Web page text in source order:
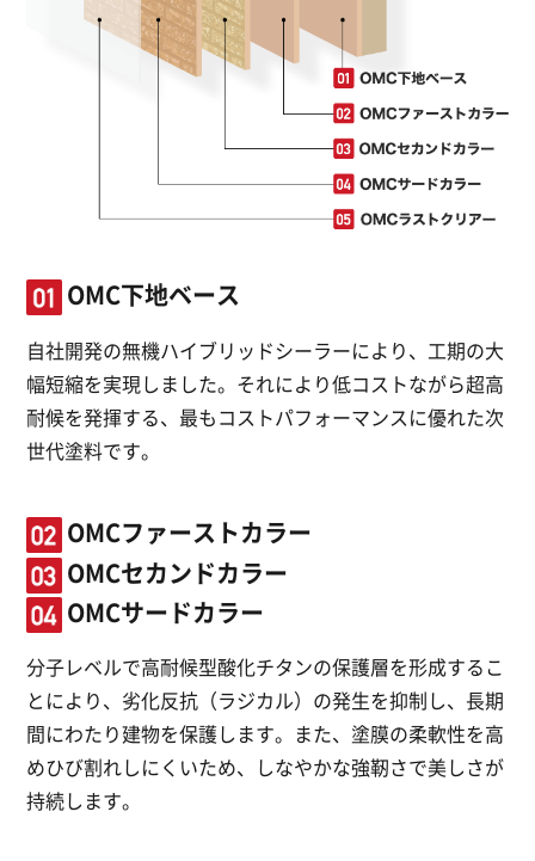
OMC下地ベース
自社開発の無機ハイブリッドシーラーにより、工期の大
幅短縮を実現しました。それにより低コストながら超高
耐候を発揮する、最もコストパフォーマンスに優れた次
世代塗料です。
OMCファーストカラー
OMCセカンドカラー
OMCサードカラー
分子レベルで高耐候型酸化チタンの保護層を形成するこ
とにより、劣化反抗（ラジカル）の発生を抑制し、長期
間にわたり建物を保護します。また、塗膜の柔軟性を高
めひび割れしにくいため、しなやかな強靭さで美しさが
持続します。